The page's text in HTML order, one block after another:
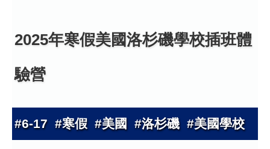
2025年寒假美國洛杉磯學校插班體
驗營
#6-17 #寒假 #美國 #洛杉磯 #美國學校